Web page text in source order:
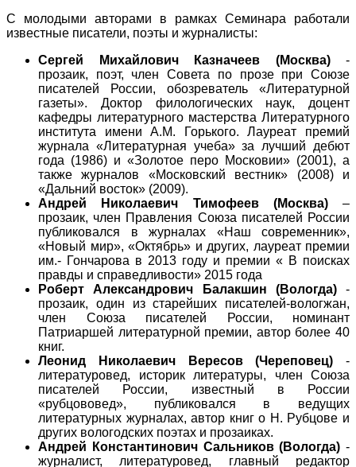
С молодыми авторами в рамках Семинара работали
известные писатели, поэты и журналисты:
Сергей Михайлович Казначеев (Москва)-
прозаик, поэт, член Совета по прозе при Союзе
писателей России, обозреватель «Литературной
газеты». Доктор филологических наук, доцент
кафедры литературного мастерства Литературного
института имени А.М. Горького. Лауреат премий
журнала «Литературная учеба» за лучший дебют
года (1986) и «Золотое перо Московии» (2001), а
также журналов «Московский вестник» (2008) и
«Дальний восток» (2009).
Андрей Николаевич Тимофеев (Москва)–
прозаик, член Правления Союза писателей России
публиковался в журналах «Наш современник»,
«Новый мир», «Октябрь» и других, лауреат премии
им.- Гончарова в 2013 году и премии « В поисках
правды и справедливости» 2015 года
Роберт Александрович Балакшин (Вологда)-
прозаик, один из старейших писателей-вологжан,
член Союза писателей России, номинант
Патриаршей литературной премии, автор более 40
книг.
Леонид Николаевич Вересов (Череповец) -
литературовед, историк литературы, член Союза
писателей России, известный в России
«рубцововед», публиковался в ведущих
литературных журналах, автор книг о Н. Рубцове и
других вологодских поэтах и прозаиках.
Андрей Константинович Сальников (Вологда) -
журналист, литературовед, главный редактор